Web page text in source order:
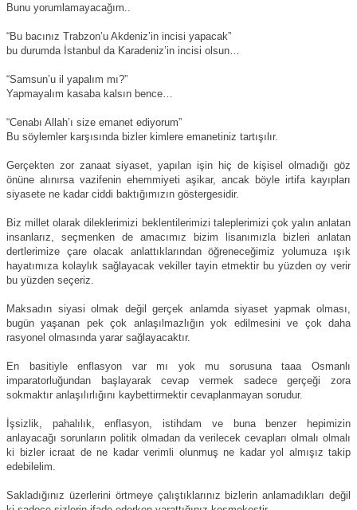
Bunu yorumlamayacağım..
“Bu bacınız Trabzon’u Akdeniz’in incisi yapacak”
bu durumda İstanbul da Karadeniz’in incisi olsun…
“Samsun’u il yapalım mı?”
Yapmayalım kasaba kalsın bence…
“Cenabı Allah’ı size emanet ediyorum”
Bu söylemler karşısında bizler kimlere emanetiniz tartışılır.
Gerçekten zor zanaat siyaset, yapılan işin hiç de kişisel olmadığı göz
önüne alınırsa vazifenin ehemmiyeti aşikar, ancak böyle irtifa kayıpları
siyasete ne kadar ciddi baktığımızın göstergesidir.
Biz millet olarak dileklerimizi beklentilerimizi taleplerimizi çok yalın anlatan
insanlarız, seçmenken de amacımız bizim lisanımızla bizleri anlatan
dertlerimize çare olacak anlattıklarından öğreneceğimiz yolumuza ışık
hayatımıza kolaylık sağlayacak vekiller tayin etmektir bu yüzden oy verir
bu yüzden seçeriz.
Maksadın siyasi olmak değil gerçek anlamda siyaset yapmak olması,
bugün yaşanan pek çok anlaşılmazlığın yok edilmesini ve çok daha
rasyonel olmasında yarar sağlayacaktır.
En basitiyle enflasyon var mı yok mu sorusuna taaa Osmanlı
imparatorluğundan başlayarak cevap vermek sadece gerçeği zora
sokmaktır anlaşılırlığını kaybettirmektir cevaplanmayan sorudur.
İşsizlik, pahalılık, enflasyon, istihdam ve buna benzer hepimizin
anlayacağı sorunların politik olmadan da verilecek cevapları olmalı olmalı
ki bizler icraat de ne kadar verimli olunmuş ne kadar yol almışız takip
edebilelim.
Sakladığınız üzerlerini örtmeye çalıştıklarınız bizlerin anlamadıkları değil